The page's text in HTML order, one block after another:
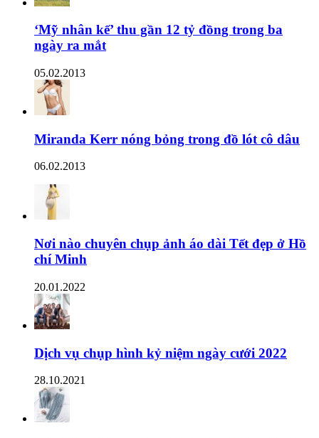
‘Mỹ nhân kế’ thu gần 12 tỷ đồng trong ba
ngày ra mắt
05.02.2013
Miranda Kerr nóng bỏng trong đồ lót cô dâu
06.02.2013
Nơi nào chuyên chụp ảnh áo dài Tết đẹp ở Hồ
chí Minh
20.01.2022
Dịch vụ chụp hình kỷ niệm ngày cưới 2022
28.10.2021